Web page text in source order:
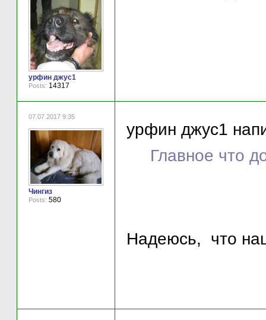
урфин джус1
Posts: 14317
07.07.2017 9:35
Чингиз
Posts: 580
урфин джус1
Главное что
Надеюсь, что